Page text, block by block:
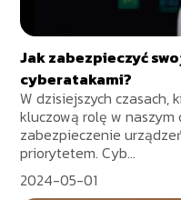
Jak zabezpieczyć
cyberatakami?
W dzisiejszych czasach,
kluczową rolę w
zabezpieczenie
priorytetem. Cyb...
2024-05-01